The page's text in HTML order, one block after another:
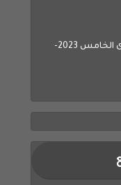
جميع فروض المرحلة الأولى المستوى الخامس 2023-